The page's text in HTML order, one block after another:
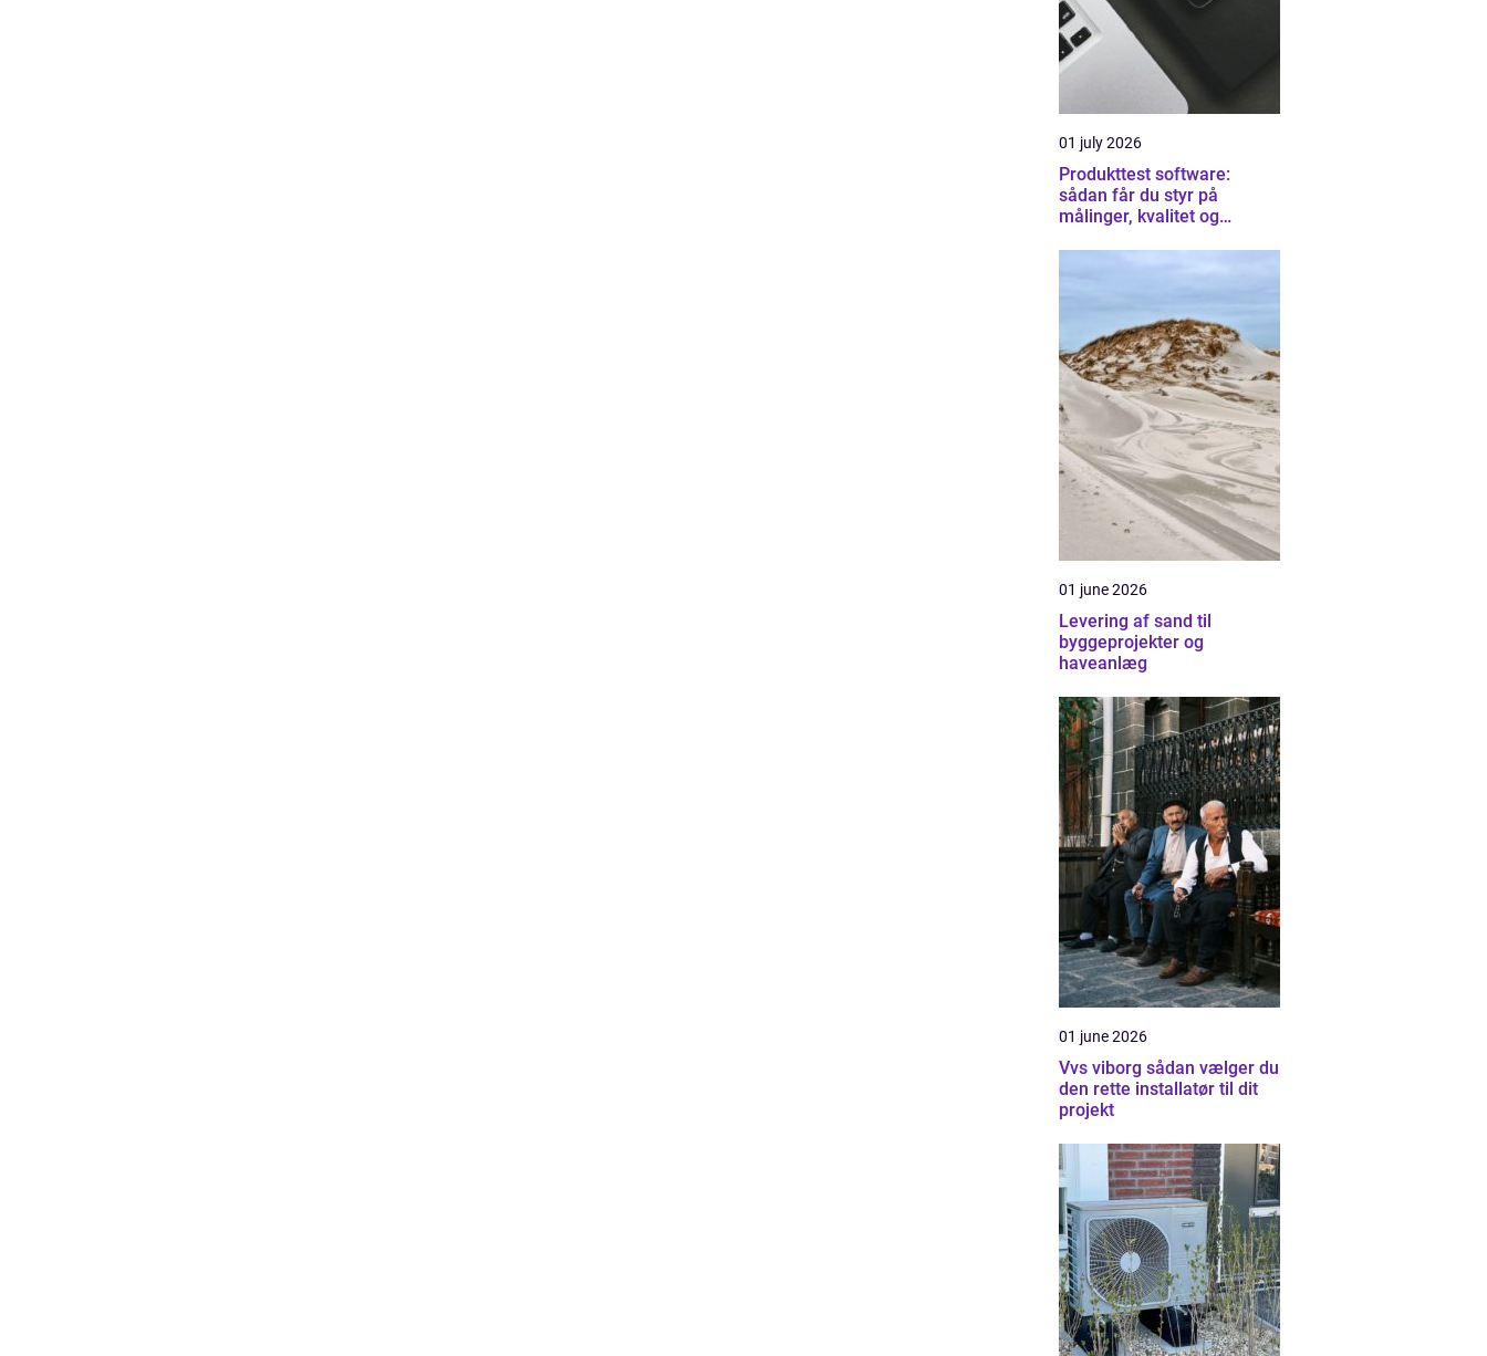
01 july 2026
Produkttest software:
sådan får du styr på
målinger, kvalitet og
01 june 2026
Levering af sand til
byggeprojekter og
haveanlæg
01 june 2026
Vvs viborg sådan vælger du
den rette installatør til dit
projekt